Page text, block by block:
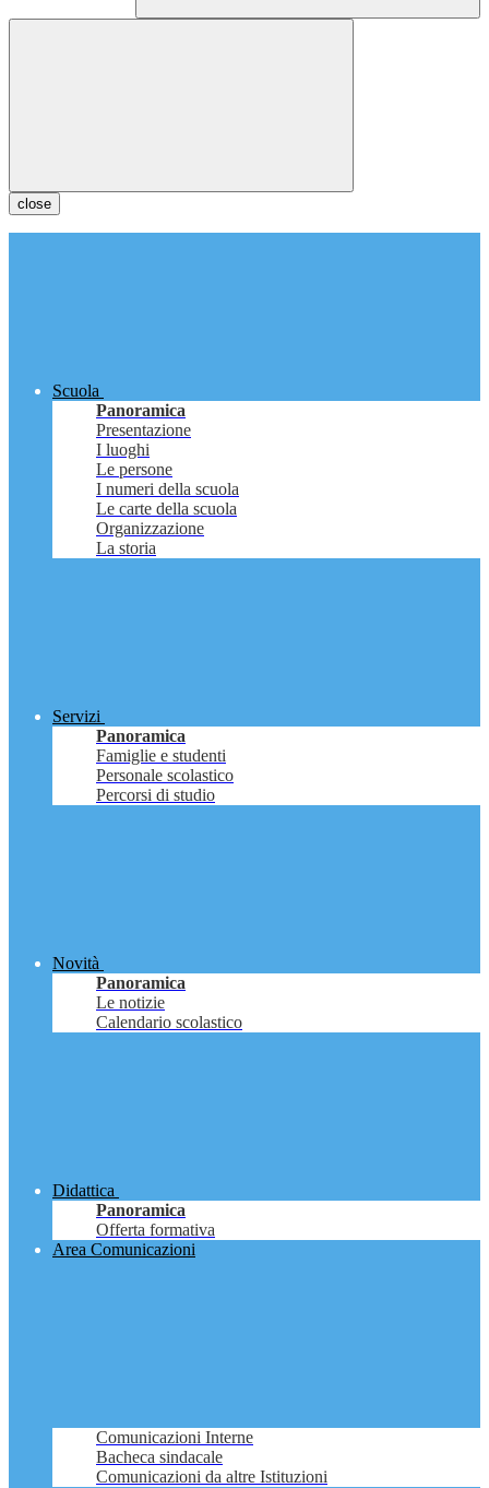
close
Scuola
Panoramica
Presentazione
I luoghi
Le persone
I numeri della scuola
Le carte della scuola
Organizzazione
La storia
Servizi
Panoramica
Famiglie e studenti
Personale scolastico
Percorsi di studio
Novità
Panoramica
Le notizie
Calendario scolastico
Didattica
Panoramica
Offerta formativa
Area Comunicazioni
Comunicazioni Interne
Bacheca sindacale
Comunicazioni da altre Istituzioni